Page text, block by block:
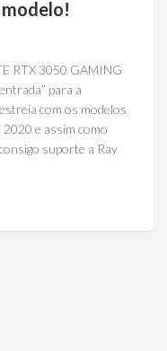
RTX 3050 GAMING
para a
com os modelos
e assim como
suporte a Ray